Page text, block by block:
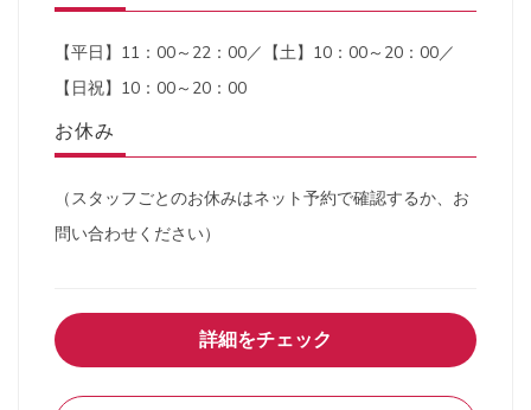
【平日】11：00～22：00／【土】10：00～20：00／
【日祝】10：00～20：00
お休み
（スタッフごとのお休みはネット予約で確認するか、お
問い合わせください）
詳細をチェック